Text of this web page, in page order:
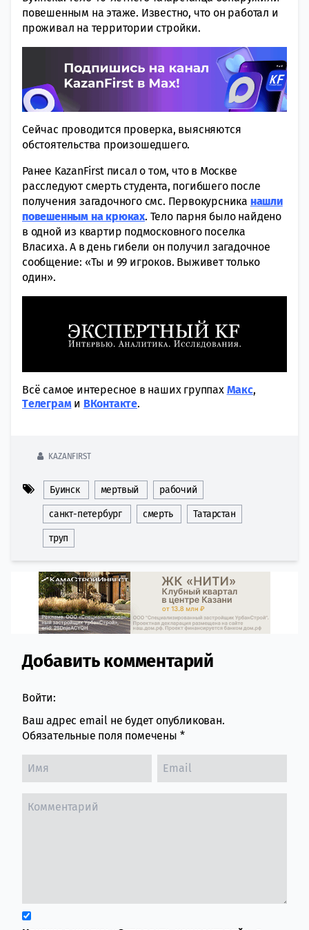
повешенным на этаже. Известно, что он работал и
проживал на территории стройки.
Сейчас проводится проверка, выясняются
обстоятельства произошедшего.
Ранее KazanFirst писал о том, что в Москве
расследуют смерть студента, погибшего после
получения загадочного смс. Первокурсника нашли
повешенным на крюках. Тело парня было найдено
в одной из квартир подмосковного поселка
Власиха. А в день гибели он получил загадочное
сообщение: «Ты и 99 игроков. Выживет только
один».
Всё самое интересное в наших группах Макс,
Tелеграми ВКонтакте.
KAZANFIRST
Буинск мертвый рабочий
санкт-петербург смерть Татарстан
труп
Comment section
Добавить комментарий
Войти:
Ваш адрес email не будет опубликован.
Обязательные поля помечены *